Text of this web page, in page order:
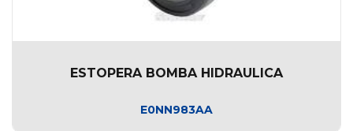
ESTOPERA BOMBA HIDRAULICA
E0NN983AA